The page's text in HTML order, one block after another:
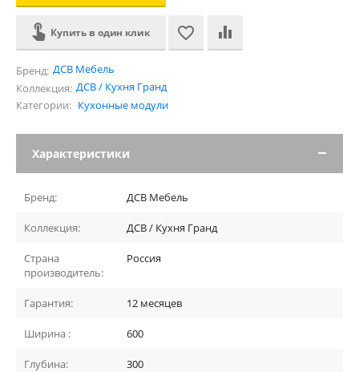
Купить в один клик
Бренд: ДСВ Мебель
Коллекция: ДСВ / Кухня Гранд
Категории: Кухонные модули
Характеристики
Бренд: ДСВ Мебель
Коллекция: ДСВ / Кухня Гранд
Страна
производитель:
Россия
Гарантия: 12 месяцев
Ширина : 600
Глубина: 300